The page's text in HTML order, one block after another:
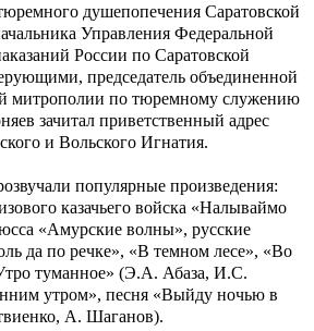
душепопечения Саратовской
Управления Федеральной
России по Саратовской
председатель объединенной
митрополии по тюремному служению
зачитал приветственный адрес
и Вольского Игнатия.
популярные произведения:
казачьего войска «Налываймо
«Амурские волны», русские
да по речке», «В темном лесе», «Во
туманное» (Э.А. Абаза, И.С.
утром», песня «Выйду ночью в
А. Шаганов).